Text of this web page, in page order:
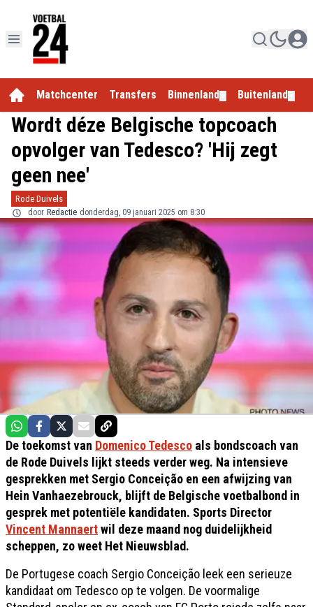
Matchcenter Transfers Binnenland Buitenland
Wordt déze Belgische topcoach
opvolger van Tedesco? 'Hij zegt
geen nee'
Rode Duivels
door Redactie donderdag, 09 januari 2025 om 8:30
De toekomst van Domenico Tedesco als bondscoach van
de Rode Duivels lijkt steeds verder weg. Na intensieve
gesprekken met Sergio Conceição en een afwijzing van
Hein Vanhaezebrouck, blijft de Belgische voetbalbond in
gesprek met potentiële kandidaten. Sports Director
Vincent Mannaertwil deze maand nog duidelijkheid
scheppen, zo weet Het Nieuwsblad.
De Portugese coach Sergio Conceição leek een serieuze
kandidaat om Tedesco op te volgen. De voormalige